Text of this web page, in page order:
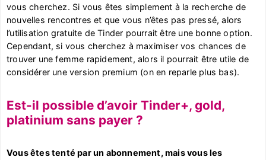
vous cherchez. Si vous êtes simplement à la recherche de
nouvelles rencontres et que vous n’êtes pas pressé, alors
l’utilisation gratuite de Tinder pourrait être une bonne option.
Cependant, si vous cherchez à maximiser vos chances de
trouver une femme rapidement, alors il pourrait être utile de
considérer une version premium (on en reparle plus bas).
Est-il possible d’avoir Tinder+, gold,
platinium sans payer ?
Vous êtes tenté par un abonnement, mais vous les